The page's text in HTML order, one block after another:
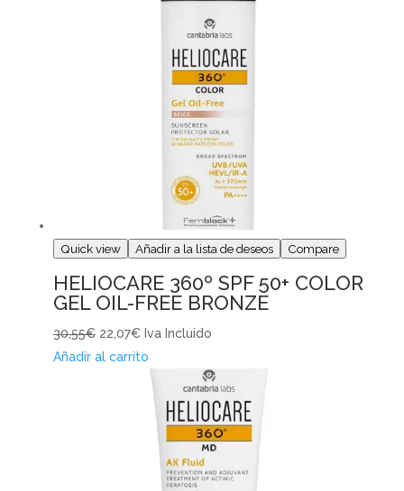
Quick view Añadir a la lista de deseos Compare
HELIOCARE 360º SPF 50+ COLOR
GEL OIL-FREE BRONZE
30,55€ 22,07€ Iva Incluido
Añadir al carrito